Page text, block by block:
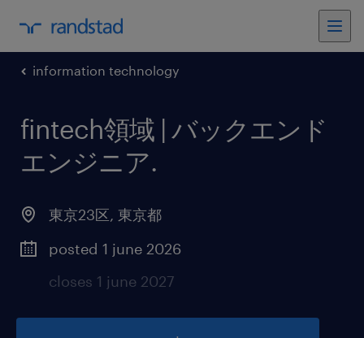
information technology
fintech領域 | バックエンド
エンジニア.
東京23区, 東京都
posted 1 june 2026
closes 1 june 2027